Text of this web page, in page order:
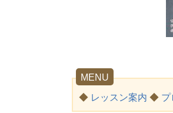
MENU
◆ レッスン案内 ◆ プ